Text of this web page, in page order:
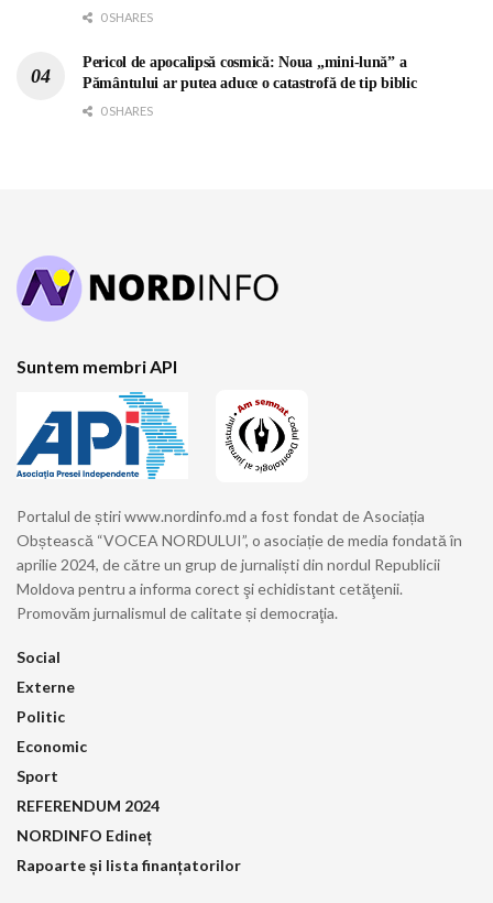
0 SHARES
Pericol de apocalipsă cosmică: Noua „mini-lună” a
Pământului ar putea aduce o catastrofă de tip biblic
0 SHARES
Suntem membri API
Portalul de știri www.nordinfo.md a fost fondat de Asociația
Obștească “VOCEA NORDULUI”, o asociație de media fondată în
aprilie 2024, de către un grup de jurnaliști din nordul Republicii
Moldova pentru a informa corect şi echidistant cetăţenii.
Promovăm jurnalismul de calitate și democraţia.
Social
Externe
Politic
Economic
Sport
REFERENDUM 2024
NORDINFO Edineț
Rapoarte și lista finanțatorilor